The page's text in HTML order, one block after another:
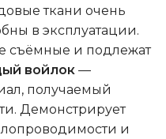
ткани очень
в эксплуатации.
съёмные и подлежат
войлок—
получаемый
Демонстрирует
и